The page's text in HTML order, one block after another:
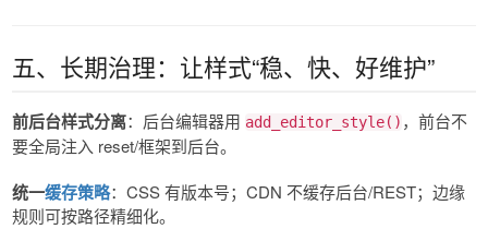
五、长期治理：让样式“稳、快、好维护”
前后台样式分离：后台编辑器用 add_editor_style() ，前台不
要全局注入 reset/框架到后台。
统一缓存策略：CSS 有版本号；CDN 不缓存后台/REST；边缘
规则可按路径精细化。